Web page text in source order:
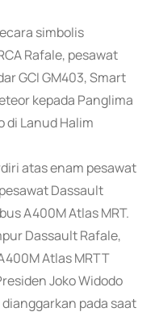
simbolis
Rafale, pesawat
GCI GM403, Smart
kepada Panglima
di Lanud Halim
atas enam pesawat
Dassault
A400M Atlas MRT.
Dassault Rafale,
Atlas MRTT
Joko Widodo
pada saat